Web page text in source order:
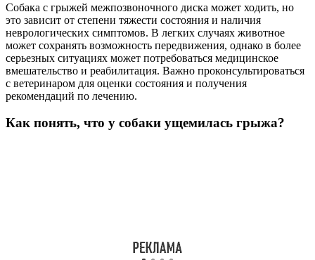
Собака с грыжей межпозвоночного диска может ходить, но
это зависит от степени тяжести состояния и наличия
неврологических симптомов. В легких случаях животное
может сохранять возможность передвижения, однако в более
серьезных ситуациях может потребоваться медицинское
вмешательство и реабилитация. Важно проконсультироваться
с ветеринаром для оценки состояния и получения
рекомендаций по лечению.
Как понять, что у собаки ущемилась грыжа?